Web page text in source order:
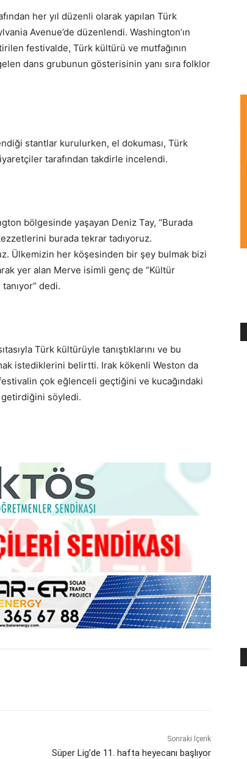
her yıl düzenli olarak yapılan Türk
Avenue’de düzenlendi. Washington’ın
festivalde, Türk kültürü ve mutfağının
dans grubunun gösterisinin yanı sıra folklor
stantlar kurulurken, el dokuması, Türk
tarafından takdirle incelendi.
bölgesinde yaşayan Deniz Tay, “Burada
burada tekrar tadıyoruz.
Ülkemizin her köşesinden bir şey bulmak bizi
yer alan Merve isimli genç de “Kültür
dedi.
Türk kültürüyle tanıştıklarını ve bu
istediklerini belirtti. Irak kökenli Weston da
çok eğlenceli geçtiğini ve kucağındaki
getirdiğini söyledi.
Sonraki İçerik
Süper Lig’de 11. hafta heyecanı başlıyor